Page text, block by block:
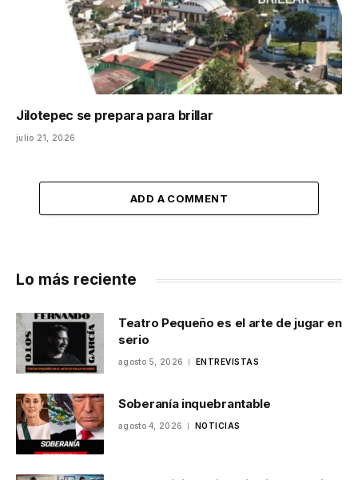
Jilotepec se prepara para brillar
julio 21, 2026
ADD A COMMENT
Lo más reciente
Teatro Pequeño es el arte de jugar en
serio
agosto 5, 2026 ENTREVISTAS
Soberanía inquebrantable
agosto 4, 2026 NOTICIAS